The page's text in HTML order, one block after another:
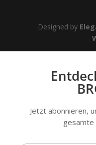
Designed by
Jetzt abonnieren,
gesamte